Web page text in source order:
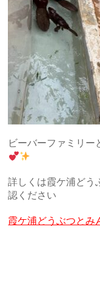
ビーバーファミリー
詳しくは霞ケ浦どう
認ください
霞ケ浦どうぶつとみ